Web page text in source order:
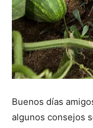
Buenos días
algunos consejos